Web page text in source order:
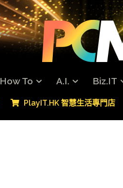
How To A.I. Biz.IT
PlayIT.HK 智慧生活專門店